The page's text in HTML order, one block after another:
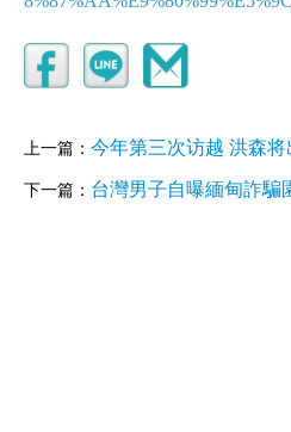
上一篇： 今年第三次访越 洪森将
下一篇： 台灣男子自曝緬甸詐騙園恐